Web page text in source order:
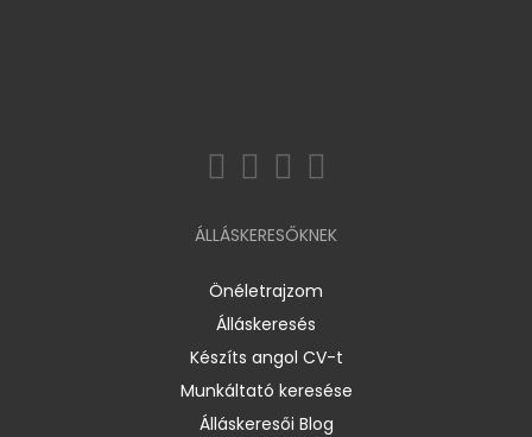
ÁLLÁSKERESŐKNEK
Önéletrajzom
Álláskeresés
Készíts angol CV-t
Munkáltató keresése
Álláskeresői Blog